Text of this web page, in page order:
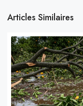
Articles Similaires